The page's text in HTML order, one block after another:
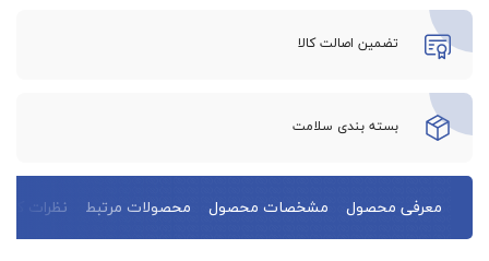
تضمین اصالت کالا
بسته بندی سلامت
معرفی محصول مشخصات محصول محصولات مرتبط نظرات